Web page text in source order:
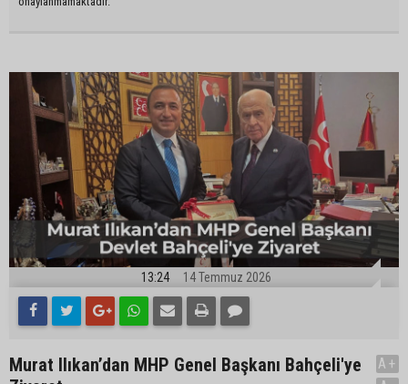
13:24 14 Temmuz 2026
Murat Ilıkan’dan MHP Genel Başkanı Bahçeli'ye
A+